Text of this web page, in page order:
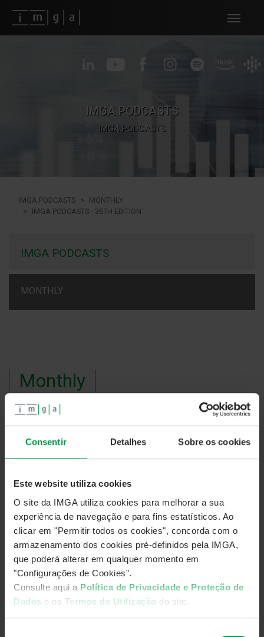
Consentir Detalhes Sobre os cookies
Este website utiliza cookies
O site da IMGA utiliza cookies para melhorar a sua
experiência de navegação e para fins estatísticos. Ao
clicar em "Permitir todos os cookies", concorda com o
armazenamento dos cookies pré-definidos pela IMGA,
que poderá alterar em qualquer momento em
"Configurações de Cookies".
Consulte aqui a Política de Privacidade e Proteção de
Dados e os Termos de Utilização do site.
Fundos imga
IMGA PODCASTS
IMGA PODCASTS
IMGA PODCASTS
MONTHLY
IMGA PODCASTS - 36TH EDITION
IMGA PODCASTS
MONTHLY
Monthly
#36 – Launch of the New IMGA Crescimento
PPR/OICVM Fund
Subscribe IMGA Podcasts and follow us on social media:
Watch all episodes